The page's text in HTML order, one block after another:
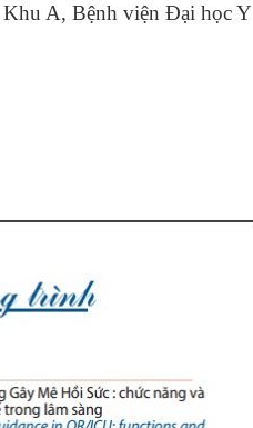
A, Bệnh viện Đại học Y